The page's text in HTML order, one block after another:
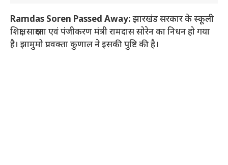
Ramdas Soren Passed Away:झारखंड सरकार के स्कूली
शिक्षा, साक्षरता एवं पंजीकरण मंत्री रामदास सोरेन का निधन हो गया
है। झामुमो प्रवक्ता कुणाल ने इसकी पुष्टि की है।